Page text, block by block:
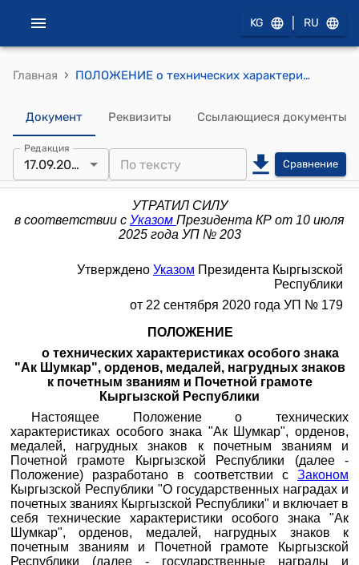
KG RU
Главная › ПОЛОЖЕНИЕ о технических характеристиках особого знака "Ак Шумкар", орденов, медалей, нагрудных знаков к почетным званиям и Почетной грамоте Кыргызской Республики (утверждено Указом Президента КР от 22 сентября 2020 года УП N 179)
Документ Реквизиты Ссылающиеся документы
Редакция
17.09.2025 Сравнение